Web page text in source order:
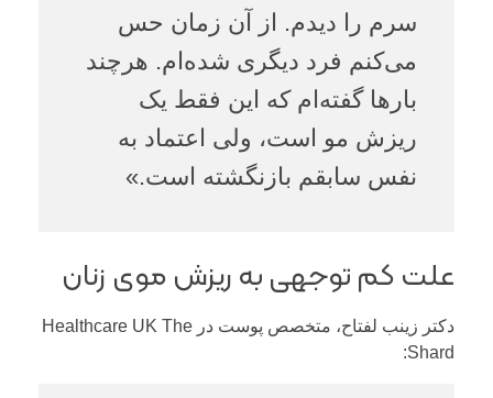
سرم را دیدم. از آن زمان حس
می‌کنم فرد دیگری شده‌ام. هرچند
بارها گفته‌ام که این فقط یک
ریزش مو است، ولی اعتماد به
نفس سابقم بازنگشته است.»
علت کم توجهی به ریزش موی زنان
دکتر زینب لفتاح، متخصص پوست در Healthcare UK The
Shard: